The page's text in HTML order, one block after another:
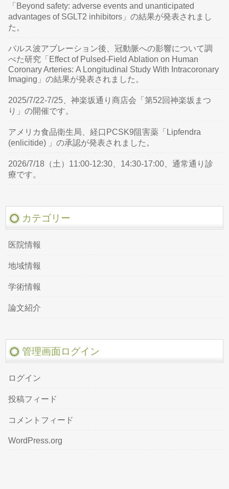
「Beyond safety: adverse events and unanticipated
advantages of SGLT2 inhibitors」の結果が発表されまし
た。
パルス波アブレーション後、冠動脈への影響について調
べた研究「Effect of Pulsed-Field Ablation on Human
Coronary Arteries: A Longitudinal Study With Intracoronary
Imaging」の結果が発表されました。
2025/7/22-7/25、神楽坂通り商店会「第52回神楽坂まつ
り」の開催です。
アメリカ食品衛生局、経口PCSK9阻害薬「Lipfendra
(enlicitide) 」の承認が発表されました。
2026/7/18（土）11:00-12:30、14:30-17:00、通常通り診
療です。
カテゴリー
医院情報
地域情報
学術情報
論文紹介
管理画面ログイン
ログイン
投稿フィード
コメントフィード
WordPress.org